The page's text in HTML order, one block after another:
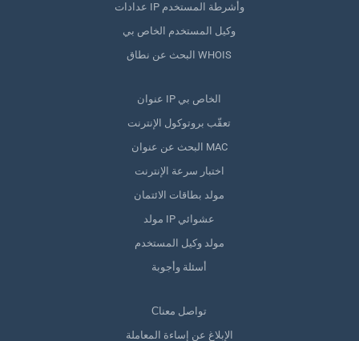
عدادات IP وأشرطة المستخدم
وكيل المستخدم الخاص بي
البحث عن نطاق WHOIS
عنوان IP الخاص بي
تعقّب بروتوكول الإنترنت
البحث عن عنوان MAC
اختبار سرعة الإنترنت
مولد بطاقات الائتمان
مولد IP عشوائي
مولد وكيل المستخدم
أسئلة وأجوبة
Сتواصل معنا
الإبلاغ عن إساءة المعاملة